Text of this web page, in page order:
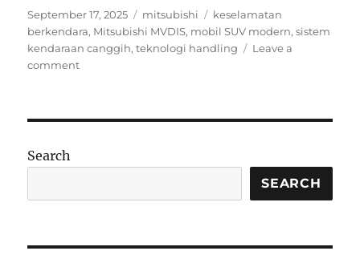
Posted
on
September 17, 2025 Categories
mitsubishi Tags
keselamatan
berkendara, Mitsubishi MVDIS, mobil SUV modern,sistem
kendaraan canggih,teknologi handling
Leave a
commenton
Teknologi
Modern
Search
SEARCH